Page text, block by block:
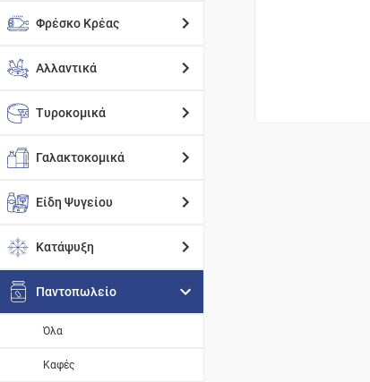
Φρέσκο Κρέας
Αλλαντικά
Τυροκομικά
Γαλακτοκομικά
Είδη Ψυγείου
Κατάψυξη
Παντοπωλείο
Όλα
Καφές